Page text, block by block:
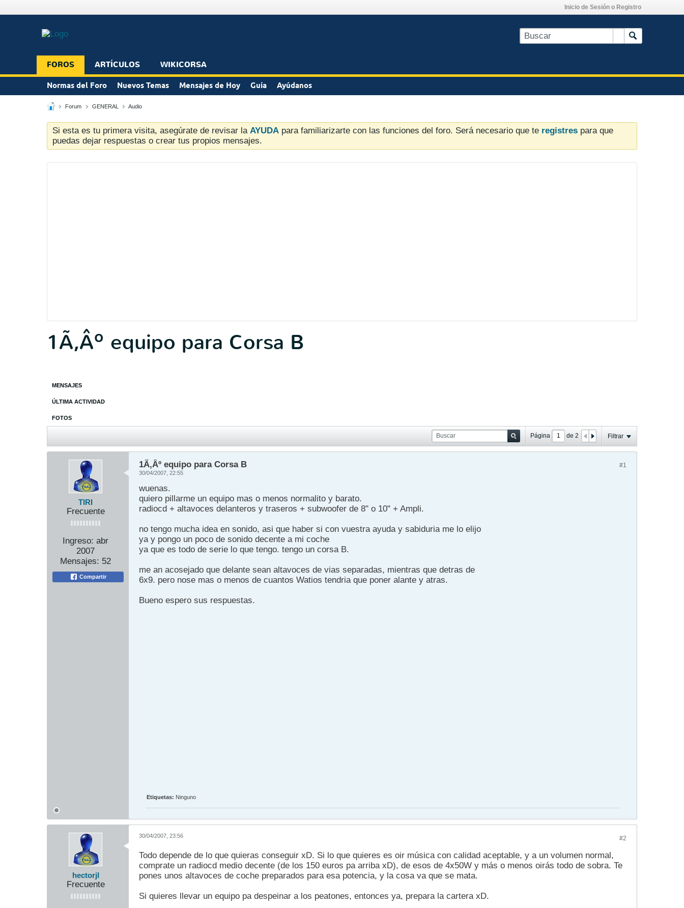
Inicio de Sesión o Registro
FOROS ARTÍCULOS WIKICORSA
Normas del Foro Nuevos Temas Mensajes de Hoy Guía Ayúdanos
Forum GENERAL Audio
Si esta es tu primera visita, asegúrate de revisar la AYUDA para familiarizarte con las funciones del foro. Será necesario que te registres para que
puedas dejar respuestas o crear tus propios mensajes.
1Ã‚Âº equipo para Corsa B
MENSAJES
ÚLTIMA ACTIVIDAD
FOTOS
Página de 2 Filtrar
TIRI
Frecuente
Ingreso: abr
2007
Mensajes: 52
Compartir
#1
1Ã‚Âº equipo para Corsa B
30/04/2007, 22:55
wuenas.
quiero pillarme un equipo mas o menos normalito y barato.
radiocd + altavoces delanteros y traseros + subwoofer de 8" o 10" + Ampli.
no tengo mucha idea en sonido, asi que haber si con vuestra ayuda y sabiduria me lo elijo
ya y pongo un poco de sonido decente a mi coche
ya que es todo de serie lo que tengo. tengo un corsa B.
me an acosejado que delante sean altavoces de vias separadas, mientras que detras de
6x9. pero nose mas o menos de cuantos Watios tendria que poner alante y atras.
Bueno espero sus respuestas.
Etiquetas: Ninguno
hectorjl
Frecuente
#2
30/04/2007, 23:56
Todo depende de lo que quieras conseguir xD. Si lo que quieres es oir música con calidad aceptable, y a un volumen normal,
comprate un radiocd medio decente (de los 150 euros pa arriba xD), de esos de 4x50W y más o menos oirás todo de sobra. Te
pones unos altavoces de coche preparados para esa potencia, y la cosa va que se mata.
Si quieres llevar un equipo pa despeinar a los peatones, entonces ya, prepara la cartera xD.